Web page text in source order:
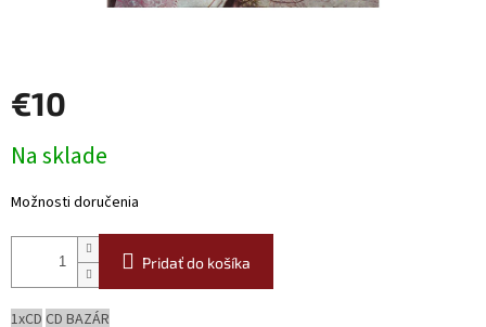
€10
cena:
Na sklade
Možnosti doručenia
Pridať do košíka
1xCD CD BAZÁR